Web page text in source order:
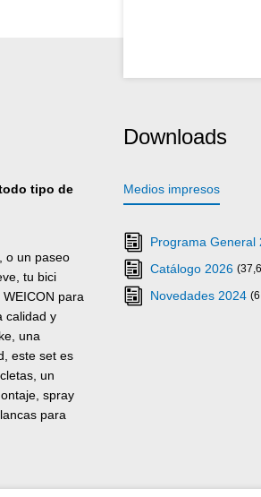
tipo de
o un paseo
tu bici
para
calidad y
una
este set es
un
spray
para
Downloads
Medios impresos
Programa General
Catálogo 2026
Novedades 2024